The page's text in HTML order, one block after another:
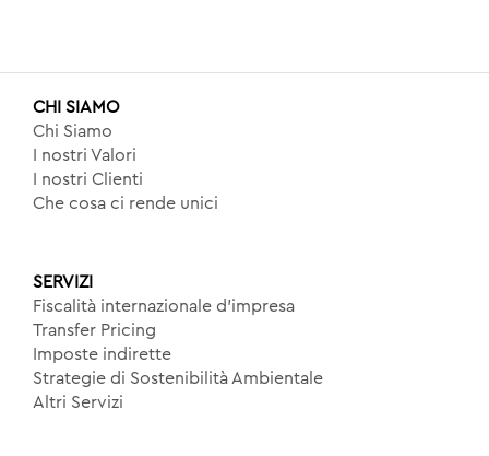
CHI SIAMO
Chi Siamo
I nostri Valori
I nostri Clienti
Che cosa ci rende unici
SERVIZI
Fiscalità internazionale d’impresa
Transfer Pricing
Imposte indirette
Strategie di Sostenibilità Ambientale
Altri Servizi